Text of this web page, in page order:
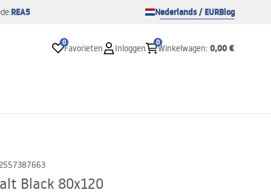
REA5 Nederlands / EURBlog
0
Favorieten Inloggen
0
Winkelwagen: 0,00 €
Black 80x120